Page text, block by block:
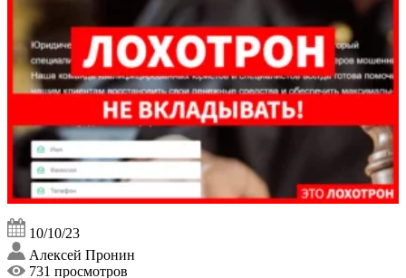
10/10/23
Алексей Пронин
731 просмотров